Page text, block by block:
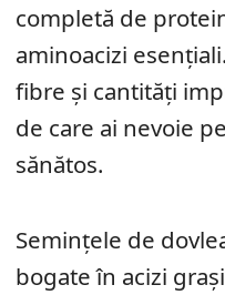
completă de
aminoacizi
fibre și cantități
de care ai nevoie
sănătos.
Semințele de
bogate în acizi